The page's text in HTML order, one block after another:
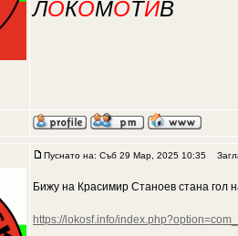
ЛОКОМОТИВ
Пуснато на: Съб 29 Мар, 2025 10:35
Бижу на Красимир Станоев стана гол
https://lokosf.info/